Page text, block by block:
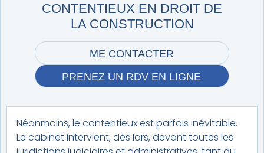
Néanmoins, le contentieux est parfois inévitable.
Le cabinet intervient, dès lors, devant toutes les
CONTENTIEUX EN DROIT DE
LA CONSTRUCTION
ME CONTACTER
PRENEZ UN RDV EN LIGNE